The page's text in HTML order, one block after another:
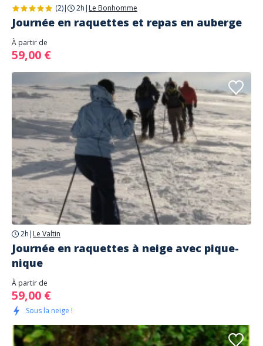
(2)| 2h | Le Bonhomme
Journée en raquettes et repas en auberge
À partir de
59,00 €
2h | Le Valtin
Journée en raquettes à neige avec pique-
nique
À partir de
59,00 €
Sous la neige !